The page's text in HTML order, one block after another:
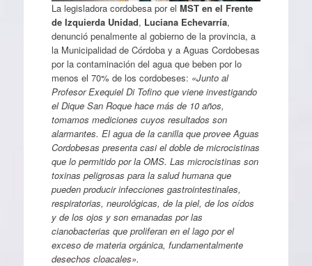
La legisladora cordobesa por el MST en el Frente
de Izquierda Unidad, Luciana Echevarría,
denunció penalmente al gobierno de la provincia, a
la Municipalidad de Córdoba y a Aguas Cordobesas
por la contaminación del agua que beben por lo
menos el 70% de los cordobeses: «Junto al
Profesor Exequiel Di Tofino que viene investigando
el Dique San Roque hace más de 10 años,
tomamos mediciones cuyos resultados son
alarmantes. El agua de la canilla que provee Aguas
Cordobesas presenta casi el doble de microcistinas
que lo permitido por la OMS. Las microcistinas son
toxinas peligrosas para la salud humana que
pueden producir infecciones gastrointestinales,
respiratorias, neurológicas, de la piel, de los oídos
y de los ojos y son emanadas por las
cianobacterias que proliferan en el lago por el
exceso de materia orgánica, fundamentalmente
desechos cloacales».